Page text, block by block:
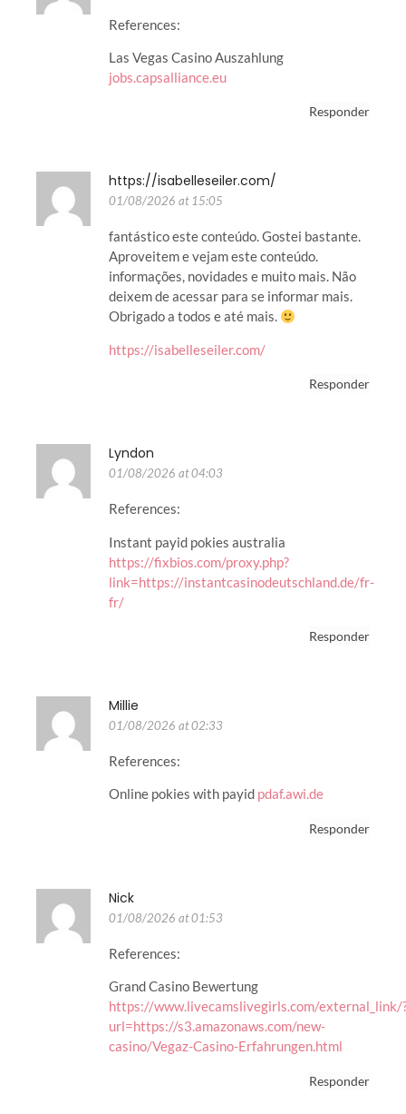
References:
Las Vegas Casino Auszahlung
jobs.capsalliance.eu
Responder
https://isabelleseiler.com/
01/08/2026 at 15:05
fantástico este conteúdo. Gostei bastante.
Aproveitem e vejam este conteúdo.
informações, novidades e muito mais. Não
deixem de acessar para se informar mais.
Obrigado a todos e até mais.
https://isabelleseiler.com/
Responder
Lyndon
01/08/2026 at 04:03
References:
Instant payid pokies australia
https://fixbios.com/proxy.php?
link=https://instantcasinodeutschland.de/fr-
fr/
Responder
Millie
01/08/2026 at 02:33
References:
Online pokies with payid pdaf.awi.de
Responder
Nick
01/08/2026 at 01:53
References:
Grand Casino Bewertung
https://www.livecamslivegirls.com/external_link/
url=https://s3.amazonaws.com/new-
casino/Vegaz-Casino-Erfahrungen.html
Responder